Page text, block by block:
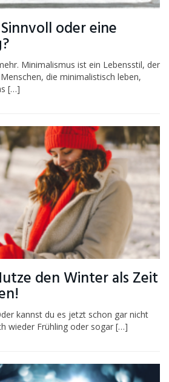
oder eine
Minimalismus ist ein Lebensstil, der
die minimalistisch leben,
[…]
den Winter als Zeit
kannst du es jetzt schon gar nicht
wieder Frühling oder sogar […]